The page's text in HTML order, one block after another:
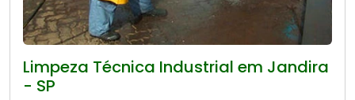
Limpeza Técnica Industrial em Jandira
- SP